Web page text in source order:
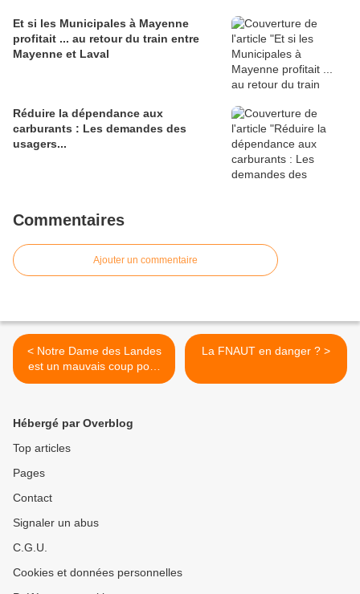
Et si les Municipales à Mayenne
profitait ... au retour du train entre
Mayenne et Laval
Réduire la dépendance aux
carburants : Les demandes des
usagers...
Commentaires
Ajouter un commentaire
< Notre Dame des Landes
est un mauvais coup pour
l'économie, les finances et
La FNAUT en danger ? >
Hébergé par Overblog
Top articles
Pages
Contact
Signaler un abus
C.G.U.
Cookies et données personnelles